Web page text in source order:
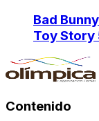
Bad
Toy Story
Contenido